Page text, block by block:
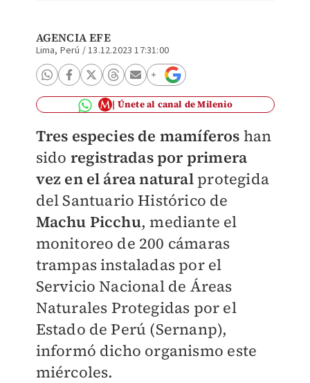
AGENCIA EFE
Lima, Perú /13.12.2023 17:31:00
Únete al canal de Milenio
Tres especies de mamíferos han
sido registradaspor primera
vez en el área naturalprotegida
del Santuario Histórico de
Machu Picchu, mediante el
monitoreo de 200 cámaras
trampas instaladas por el
Servicio Nacional de Áreas
Naturales Protegidas por el
Estado de Perú (Sernanp),
informó dicho organismo este
miércoles.